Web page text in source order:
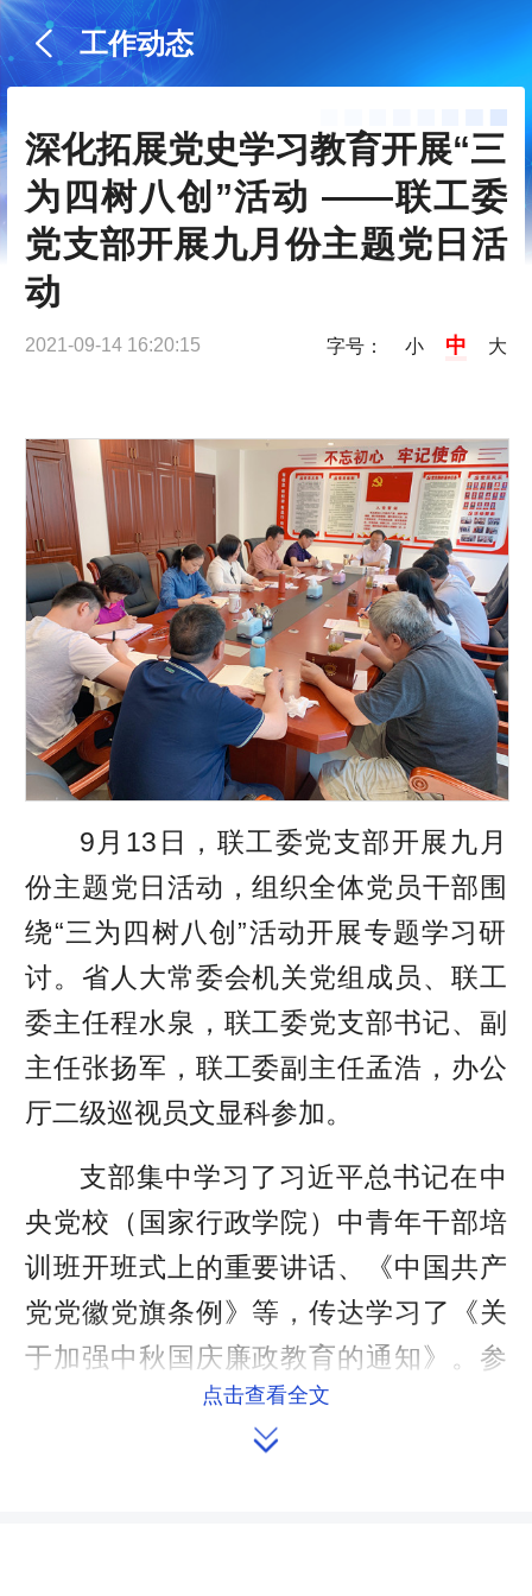
工作动态
深化拓展党史学习教育开展“三
为四树八创”活动 ——联工委
党支部开展九月份主题党日活
动
2021-09-14 16:20:15 字号： 小 中 大
9月13日，联工委党支部开展九月
份主题党日活动，组织全体党员干部围
绕“三为四树八创”活动开展专题学习研
讨。省人大常委会机关党组成员、联工
委主任程水泉，联工委党支部书记、副
主任张扬军，联工委副主任孟浩，办公
厅二级巡视员文显科参加。
支部集中学习了习近平总书记在中
央党校（国家行政学院）中青年干部培
训班开班式上的重要讲话、《中国共产
党党徽党旗条例》等，传达学习了《关
于加强中秋国庆廉政教育的通知》。参
加会议的党员干部围绕开展“三为四树八
创”活动的重要意义、主要内容和具体要
点击查看全文
